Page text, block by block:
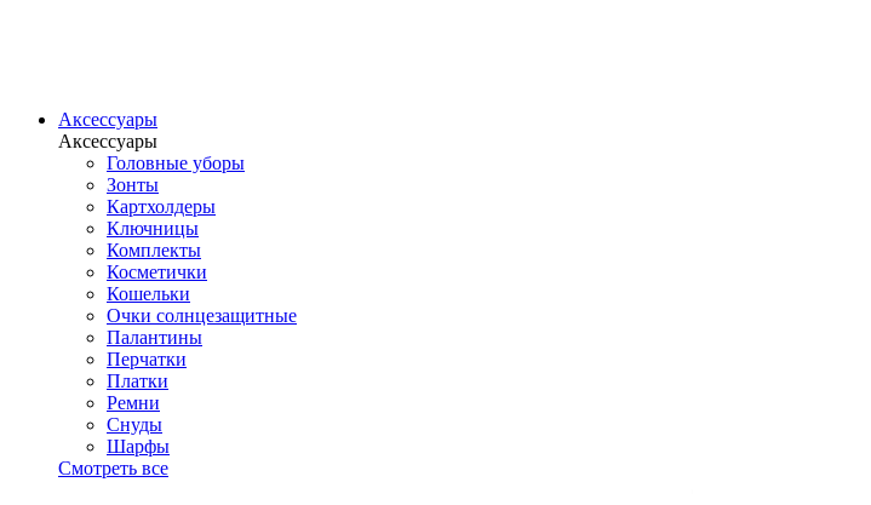
Аксессуары
Аксессуары
Головные уборы
Зонты
Картхолдеры
Ключницы
Комплекты
Косметички
Кошельки
Очки солнцезащитные
Палантины
Перчатки
Платки
Ремни
Снуды
Шарфы
Смотреть все